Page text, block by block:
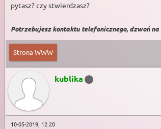
pytasz? czy stwierdzasz?
Potrzebujesz kontaktu telefonicznego, dzwoń na
Strona WWW
kublika
10-05-2019, 12:20